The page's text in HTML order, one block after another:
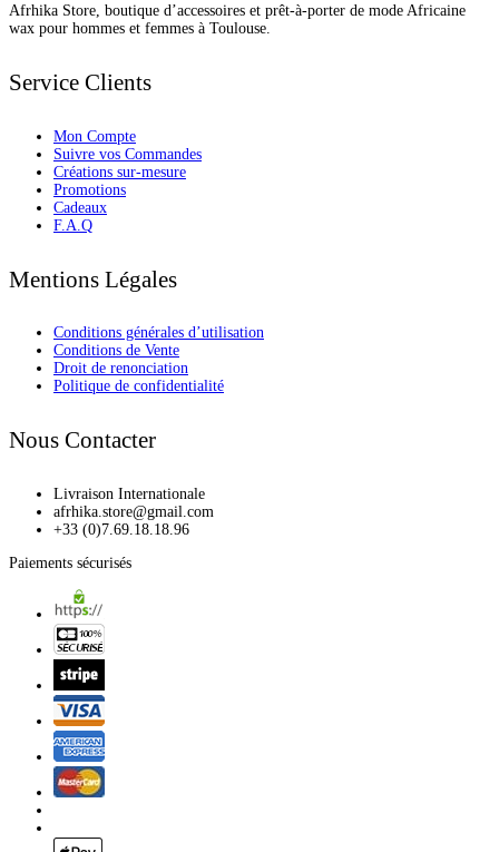
Afrhika Store, boutique d’accessoires et prêt-à-porter de mode Africaine
wax pour hommes et femmes à Toulouse.
Service Clients
Mon Compte
Suivre vos Commandes
Créations sur-mesure
Promotions
Cadeaux
F.A.Q
Mentions Légales
Conditions générales d’utilisation
Conditions de Vente
Droit de renonciation
Politique de confidentialité
Nous Contacter
Livraison Internationale
afrhika.store@gmail.com
+33 (0)7.69.18.18.96
Paiements sécurisés